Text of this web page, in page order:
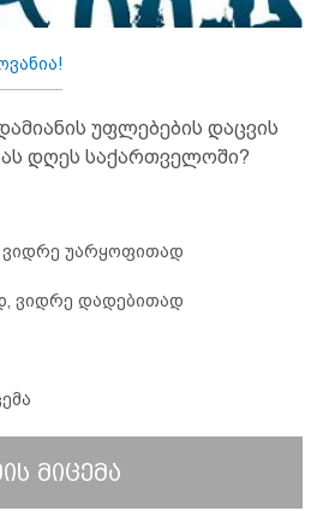
უფლებების დაცვის
დღეს საქართველოში?
უარყოფითად
ვიდრე დადებითად
მიცემა